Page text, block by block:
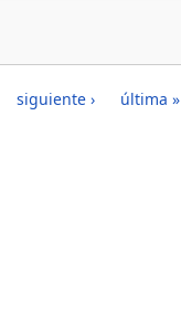
siguiente › última »